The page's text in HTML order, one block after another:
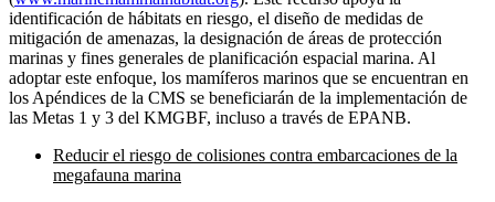
identificación de hábitats en riesgo, el diseño de medidas de
mitigación de amenazas, la designación de áreas de protección
marinas y fines generales de planificación espacial marina. Al
adoptar este enfoque, los mamíferos marinos que se encuentran en
los Apéndices de la CMS se beneficiarán de la implementación de
las Metas 1 y 3 del KMGBF, incluso a través de EPANB.
Reducir el riesgo de colisiones contra embarcaciones de la
megafauna marina